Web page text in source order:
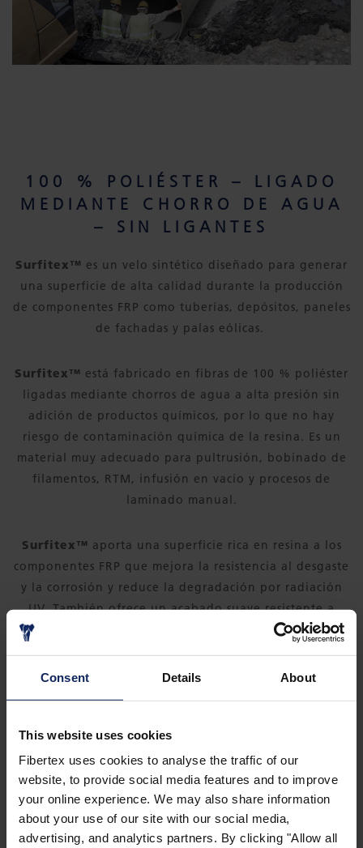
Consent Details About
This website uses cookies
Fibertex uses cookies to analyse the traffic of our
website, to provide social media features and to improve
your online experience. We may also share information
about your use of our site with our social media,
advertising, and analytics partners. By clicking "Allow all
100 % POLIÉSTER – LIGADO
MEDIANTE CHORRO DE AGUA
– SIN LIGANTES
Surfitex™ es un velo sintético diseñado para generar
una superficie de alta calidad durante la producción
de componentes FRP como tuberías, depósitos, paneles
de fachadas y palas eólicas.
Surfitex™ está fabricado en fibras de 100 % poliéster
ligadas mediante chorros de agua a alta presión sin
adición de productos químicos, por lo que no hay
riesgo de contaminación química de la resina. Es un
material muy adecuado para pultrusión, bobinado de
filamentos, RTM, infusión en vacío y procesos de
laminado manual.
Surfitex™ aporta una superficie rica en resina a los
componentes FRP que mejora la resistencia al desgaste
y la corrosión y reduce la degradación por radiación
UV. También ofrece un acabado suave resistente a
grietas y roturas que minimiza el refuerzo de bajo